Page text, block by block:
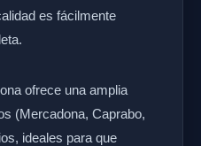
es fácilmente
ofrece una amplia
(Mercadona, Caprabo,
ideales para que